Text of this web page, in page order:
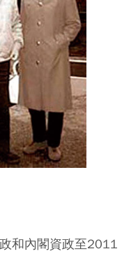
和內閣資政至2011